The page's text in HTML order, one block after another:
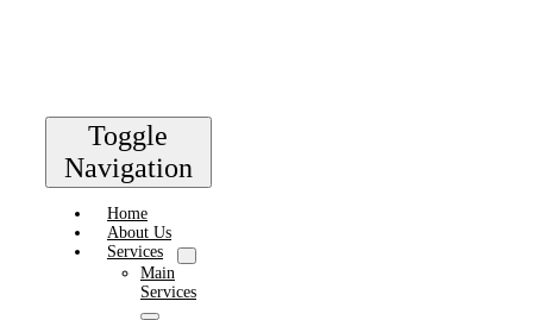
Toggle
Navigation
Home
About Us
Services
Main
Services